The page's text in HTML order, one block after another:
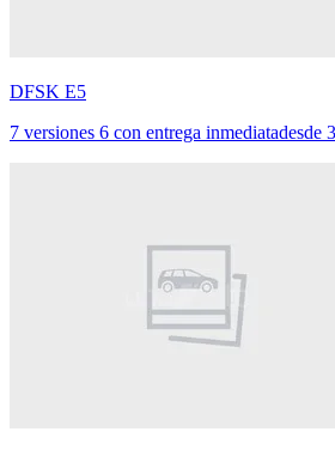
DFSK E5
7 versiones 6 con entrega inmediatadesde